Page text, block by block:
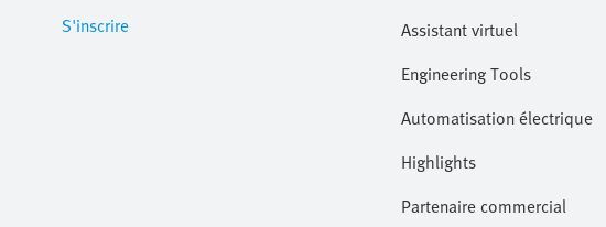
S'inscrire
Assistant virtuel
Engineering Tools
Automatisation électrique
Highlights
Partenaire commercial